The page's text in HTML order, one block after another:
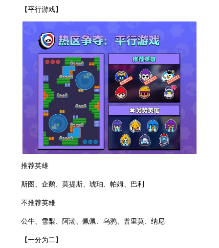
【平行游戏】
推荐英雄
斯图、企鹅、莫提斯、琥珀、帕姆、巴利
不推荐英雄
公牛、雪梨、阿渤、佩佩、乌鸦、普里莫、纳尼
【一分为二】